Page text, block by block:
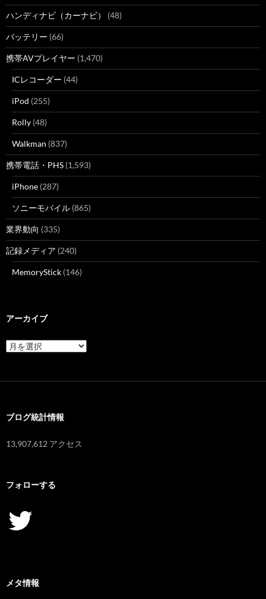
ハンディナビ（カーナビ） (48)
バッテリー (66)
携帯AVプレイヤー (1,470)
ICレコーダー (44)
iPod (255)
Rolly (48)
Walkman (837)
携帯電話・PHS (1,593)
iPhone (287)
ソニーモバイル (865)
業界動向 (335)
記録メディア (240)
MemoryStick (146)
アーカイブ
ア
ー
ブログ統計情報
13,907,612 アクセス
フォローする
Twitter
メタ情報